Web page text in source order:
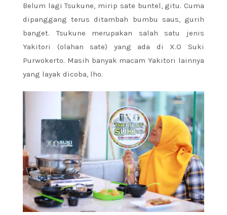
Belum lagi Tsukune, mirip sate buntel, gitu. Cuma
dipanggang terus ditambah bumbu saus, gurih
banget. Tsukune merupakan salah satu jenis
Yakitori (olahan sate) yang ada di X.O Suki
Purwokerto. Masih banyak macam Yakitori lainnya
yang layak dicoba, lho.